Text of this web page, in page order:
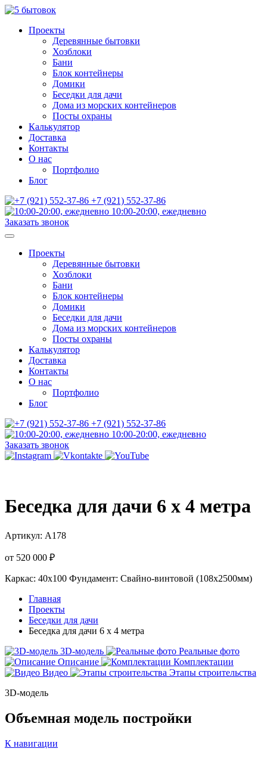
Проекты
Деревянные бытовки
Хозблоки
Бани
Блок контейнеры
Домики
Беседки для дачи
Дома из морских контейнеров
Посты охраны
Калькулятор
Доставка
Контакты
О нас
Портфолио
Блог
+7 (921) 552-37-86
10:00-20:00, ежедневно
Заказать звонок
Проекты
Деревянные бытовки
Хозблоки
Бани
Блок контейнеры
Домики
Беседки для дачи
Дома из морских контейнеров
Посты охраны
Калькулятор
Доставка
Контакты
О нас
Портфолио
Блог
+7 (921) 552-37-86
10:00-20:00, ежедневно
Заказать звонок
Беседка для дачи 6 х 4 метра
Артикул: А178
от 520 000 ₽
Каркас: 40х100 Фундамент: Свайно-винтовой (108х2500мм)
Главная
Проекты
Беседки для дачи
Беседка для дачи 6 х 4 метра
3D-модель
Реальные фото
Описание
Комплектации
Видео
Этапы строительства
3D-модель
Объемная модель постройки
К навигации